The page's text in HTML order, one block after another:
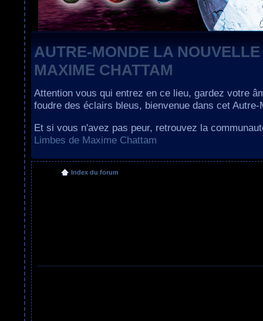
AUTRE-MONDE LA
MAXIME CHATTAM
Attention vous qui entrez en ce lieu, gardez votre
foudre des éclairs bleus, bienvenue dans cet Autre-
Et si vous n'avez pas peur, retrouvez la
Limbes de Maxime Chattam
Index du forum